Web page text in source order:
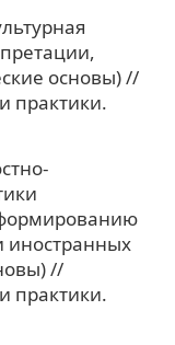
основы) //
практики.
иностранных
//
практики.